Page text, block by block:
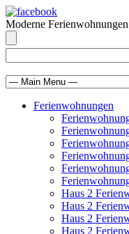
Moderne
Ferienwohnungen
Haus 2
Haus 2
Haus 2
Haus 2